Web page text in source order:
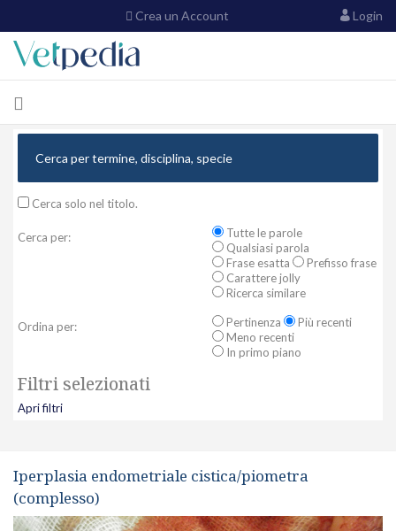
Crea un Account Login
Cerca solo nel titolo.
Cerca per:
Tutte le parole
Qualsiasi parola
Frase esatta
Prefisso frase
Carattere jolly
Ricerca similare
Ordina per: Pertinenza
Più recenti
Meno recenti
In primo piano
Filtri selezionati
Apri filtri
Iperplasia endometriale cistica/piometra
(complesso)